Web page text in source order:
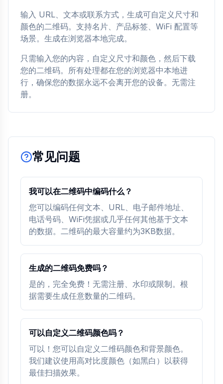
输入 URL、文本或联系方式，生成可自定义尺寸和
颜色的二维码。支持名片、产品标签、WiFi 配置等
场景。生成在浏览器本地完成。
只需输入您的内容，自定义尺寸和颜色，然后下载
您的二维码。所有处理都在您的浏览器中本地进
行，确保您的数据永远不会离开您的设备。无需注
册。
常见问题
我可以在二维码中编码什么？
您可以编码任何文本、URL、电子邮件地址、
电话号码、WiFi凭据或几乎任何其他基于文本
的数据。二维码的最大容量约为3KB数据。
生成的二维码免费吗？
是的，完全免费！无需注册、水印或限制。根
据需要生成任意数量的二维码。
可以自定义二维码颜色吗？
可以！您可以自定义二维码颜色和背景颜色。
我们建议使用高对比度颜色（如黑白）以获得
最佳扫描效果。